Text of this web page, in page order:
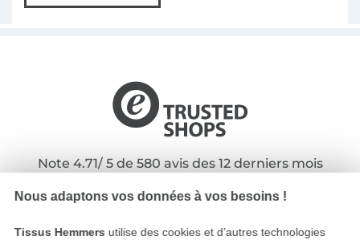
Note 4.71/ 5 de 580 avis des 12 derniers mois
Nous adaptons vos données à vos besoins !
Tissus Hemmers utilise des cookies et d’autres technologies